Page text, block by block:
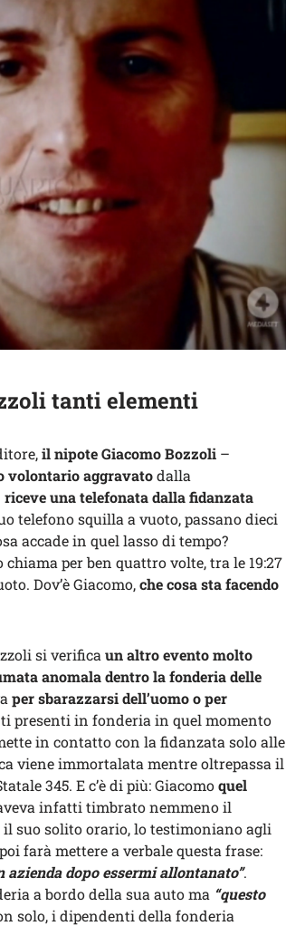
tanti elementi
il nipote Giacomo Bozzoli –
volontario aggravatodalla
riceve una telefonata dalla fidanzata
telefono squilla a vuoto, passano dieci
accade in quel lasso di tempo?
per ben quattro volte, tra le 19:27
Dov’è Giacomo,che cosa sta facendo
si verifica un altro evento molto
anomala dentro la fonderia delle
per sbarazzarsi dell’uomo o per
presenti in fonderia in quel momento
in contatto con la fidanzata solo alle
viene immortalata mentre oltrepassa il
345. E c’è di più: Giacomoquel
infatti timbrato nemmeno il
suo solito orario, lo testimoniano agli
farà mettere a verbale questa frase:
azienda dopo essermi allontanato”.
a bordo della sua auto ma “questo
solo, i dipendenti della fonderia